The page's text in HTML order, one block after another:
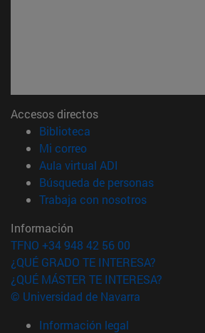
Accesos directos
Biblioteca
Mi correo(abre en nueva ventana)
Aula virtual ADI
Búsqueda de personas(abre en
Trabaja con nosotros(abre en
Información
TFNO +34 948 42 56 00
¿QUÉ GRADO TE INTERESA?
¿QUÉ MÁSTER TE INTERESA?
© Universidad de Navarra
Información legal